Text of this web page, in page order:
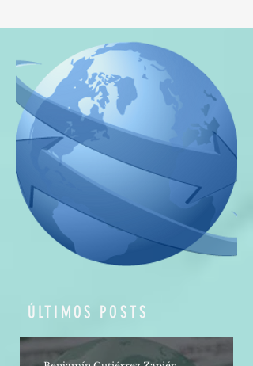
importantes en la economía
mundial, como resultado de la
reducción de las barreras
comerciales, el fomento a la
inversión extranjera directa y los
avances en las tecnologías de la
información (CEPAL, 2021). Esta
tendencia ha traído co
ÚLTIMOS POSTS